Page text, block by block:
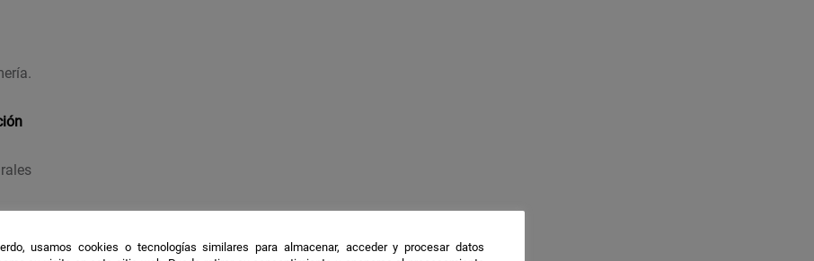
usamos cookies o tecnologías similares para almacenar, acceder y procesar datos